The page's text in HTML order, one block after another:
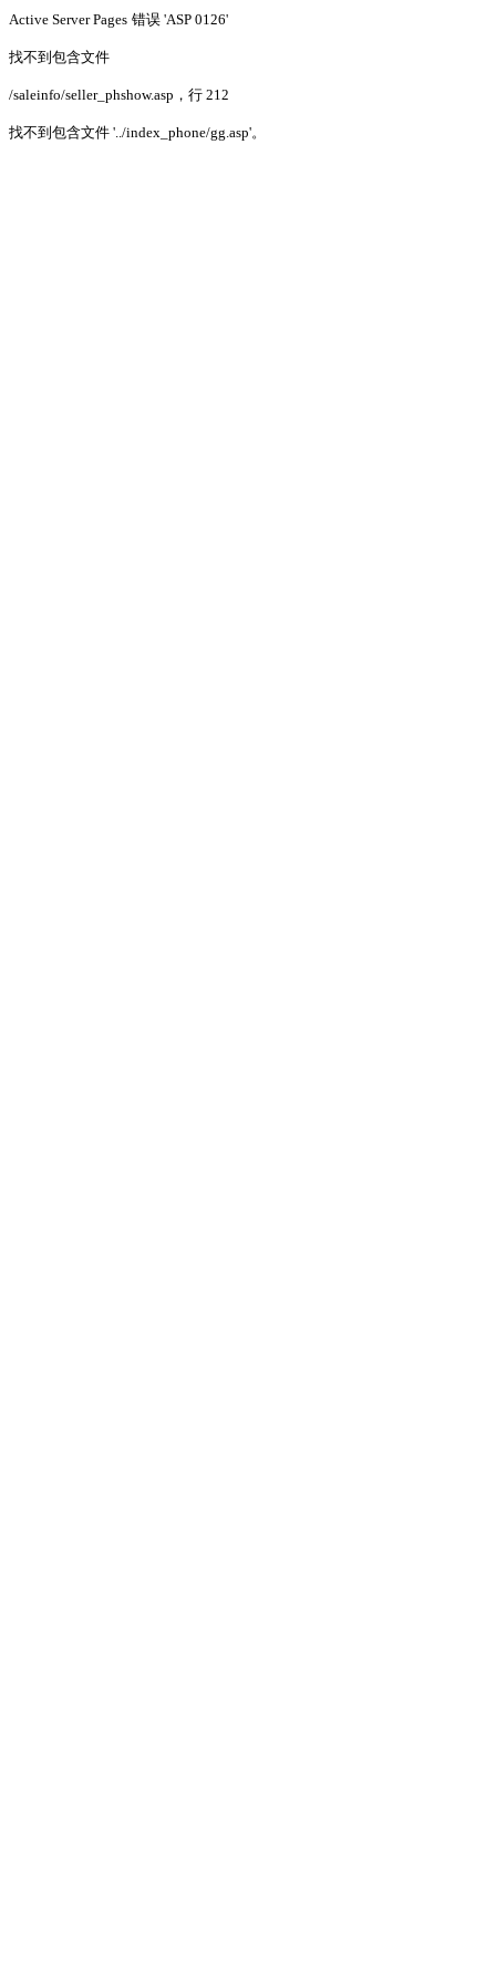
Active Server Pages 错误 'ASP 0126'
找不到包含文件
/saleinfo/seller_phshow.asp ，行 212
找不到包含文件 '../index_phone/gg.asp'。